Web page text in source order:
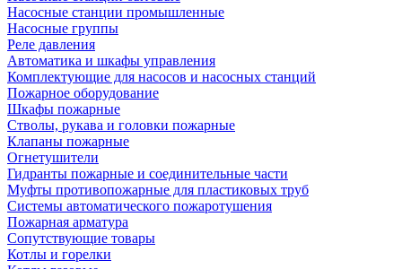
Насосные станции промышленные
Насосные группы
Реле давления
Автоматика и шкафы управления
Комплектующие для насосов и насосных станций
Пожарное оборудование
Шкафы пожарные
Стволы, рукава и головки пожарные
Клапаны пожарные
Огнетушители
Гидранты пожарные и соединительные части
Муфты противопожарные для пластиковых труб
Системы автоматического пожаротушения
Пожарная арматура
Сопутствующие товары
Котлы и горелки